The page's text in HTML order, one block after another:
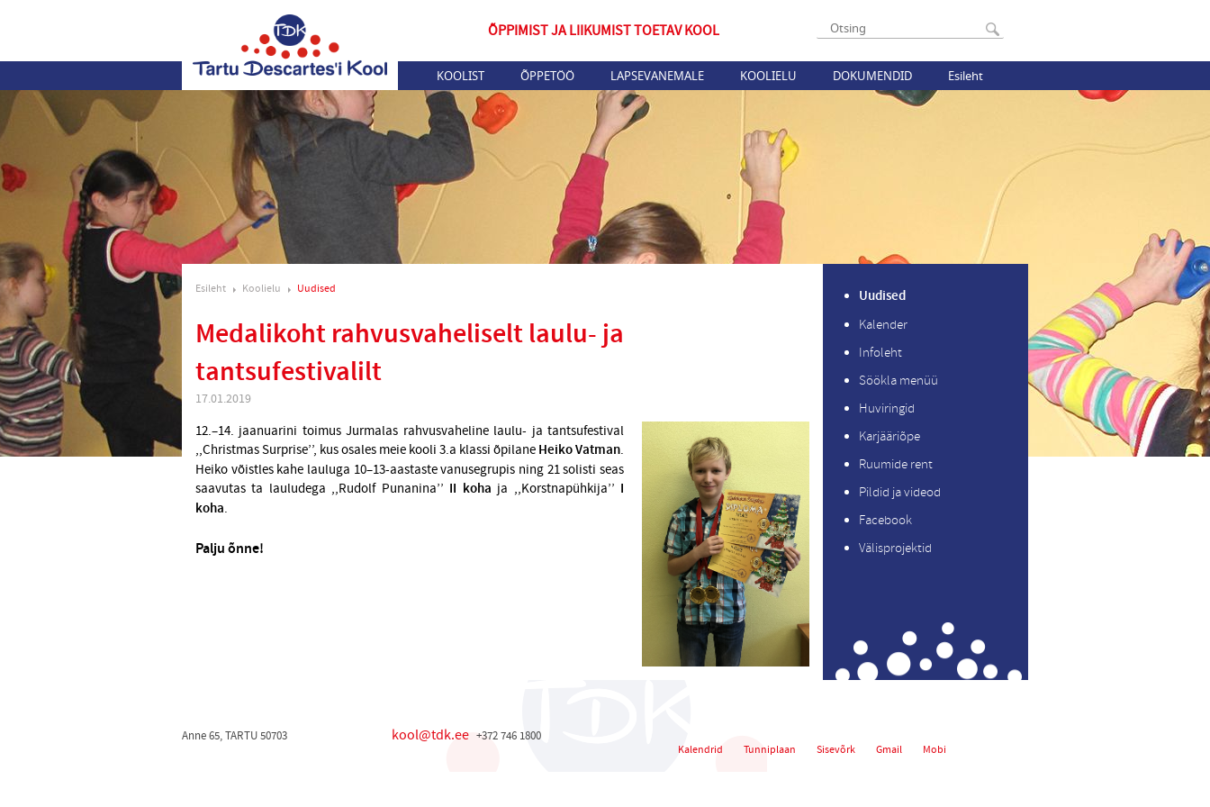
ÕPPIMIST JA LIIKUMIST TOETAV KOOL
KOOLIST ÕPPETÖÖ LAPSEVANEMALE KOOLIELU DOKUMENDID Esileht
Esileht Koolielu Uudised
Medalikoht rahvusvaheliselt laulu- ja
tantsufestivalilt
17.01.2019
12.–14. jaanuarini toimus Jurmalas rahvusvaheline laulu- ja tantsufestival
,,Christmas Surprise’’, kus osales meie kooli 3.a klassi õpilane Heiko Vatman.
Heiko võistles kahe lauluga 10–13-aastaste vanusegrupis ning 21 solisti seas
saavutas ta lauludega ,,Rudolf Punanina’’ II koha ja ,,Korstnapühkija’’ I
koha.
Palju õnne!
Uudised
Kalender
Infoleht
Söökla menüü
Huviringid
Karjääriõpe
Ruumide rent
Pildid ja videod
Facebook
Välisprojektid
Kalendrid Tunniplaan Sisevõrk Gmail Mobi
Anne 65, TARTU 50703 kool@tdk.ee +372 746 1800